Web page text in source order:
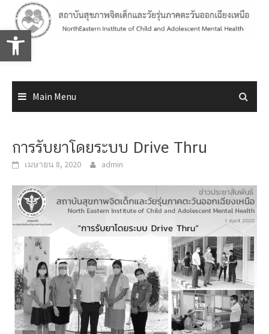
Open toolbar
content
Main Menu
การรับยาโดยระบบ Drive Thru
เมษายน 8, 2020 admin